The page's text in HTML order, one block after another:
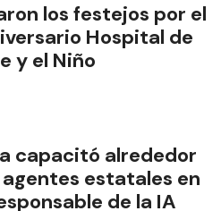
los festejos por el
Hospital de
y el Niño
capacitó alrededor
estatales en
de la IA